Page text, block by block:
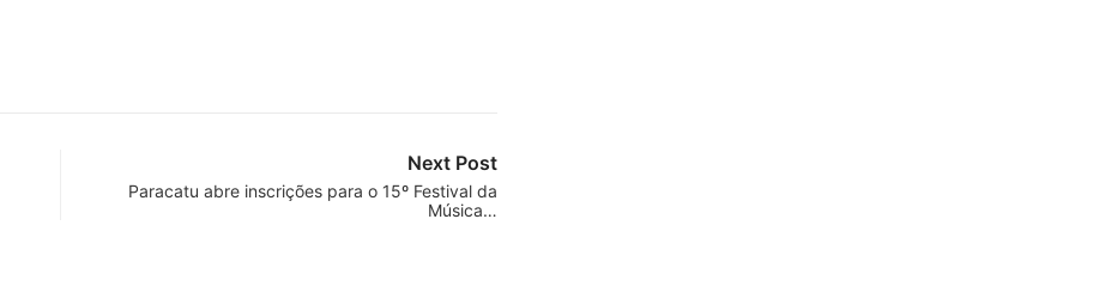
Next Post
Paracatu abre inscrições para o 15º Festival da
Música…